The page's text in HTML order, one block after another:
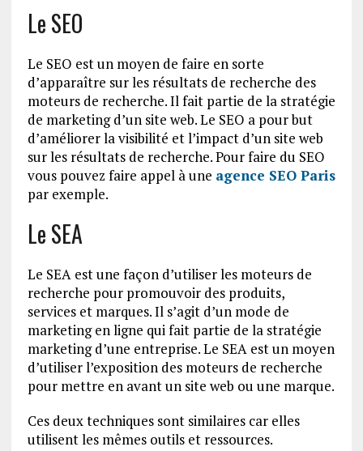
Le SEO
Le SEO est un moyen de faire en sorte
d’apparaître sur les résultats de recherche des
moteurs de recherche. Il fait partie de la stratégie
de marketing d’un site web. Le SEO a pour but
d’améliorer la visibilité et l’impact d’un site web
sur les résultats de recherche. Pour faire du SEO
vous pouvez faire appel à une agence SEO Paris
par exemple.
Le SEA
Le SEA est une façon d’utiliser les moteurs de
recherche pour promouvoir des produits,
services et marques. Il s’agit d’un mode de
marketing en ligne qui fait partie de la stratégie
marketing d’une entreprise. Le SEA est un moyen
d’utiliser l’exposition des moteurs de recherche
pour mettre en avant un site web ou une marque.
Ces deux techniques sont similaires car elles
utilisent les mêmes outils et ressources.